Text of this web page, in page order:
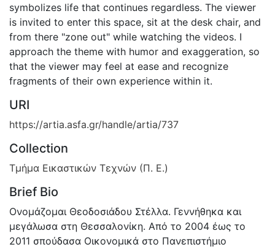
symbolizes life that continues regardless. The viewer
is invited to enter this space, sit at the desk chair, and
from there "zone out" while watching the videos. I
approach the theme with humor and exaggeration, so
that the viewer may feel at ease and recognize
fragments of their own experience within it.
URI
https://artia.asfa.gr/handle/artia/737
Collection
Τμήμα Εικαστικών Τεχνών (Π. Ε.)
Brief Bio
Ονομάζομαι Θεοδοσιάδου Στέλλα. Γεννήθηκα και
μεγάλωσα στη Θεσσαλονίκη. Από το 2004 έως το
2011 σπούδασα Οικονομικά στο Πανεπιστήμιο